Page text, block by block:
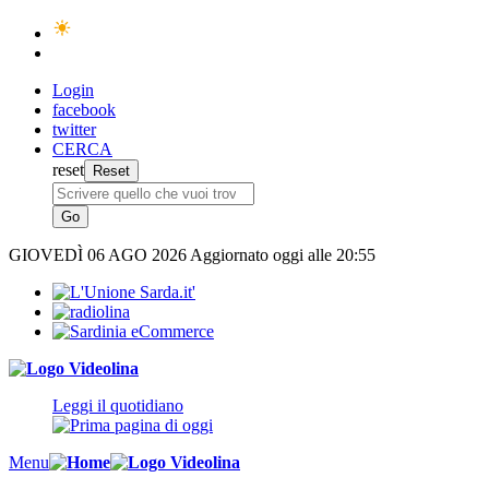
Login
facebook
twitter
CERCA
reset
GIOVEDÌ 06 AGO 2026 Aggiornato oggi alle 20:55
Leggi il quotidiano
Menu